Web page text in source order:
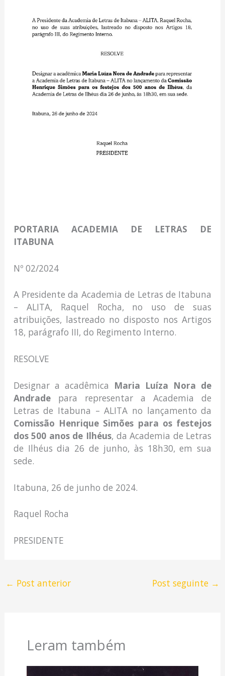
PORTARIA ACADEMIA DE LETRAS DE
ITABUNA
Nº 02/2024
A Presidente da Academia de Letras de Itabuna
– ALITA, Raquel Rocha, no uso de suas
atribuições, lastreado no disposto nos Artigos
18, parágrafo III, do Regimento Interno.
RESOLVE
Designar a acadêmica Maria Luíza Nora de
Andradepara representar a Academia de
Letras de Itabuna – ALITA no lançamento da
Comissão Henrique Simões para os festejos
dos 500 anos de Ilhéus, da Academia de Letras
de Ilhéus dia 26 de junho, às 18h30, em sua
sede.
Itabuna, 26 de junho de 2024.
Raquel Rocha
PRESIDENTE
← Post anterior Post seguinte →
Leram também